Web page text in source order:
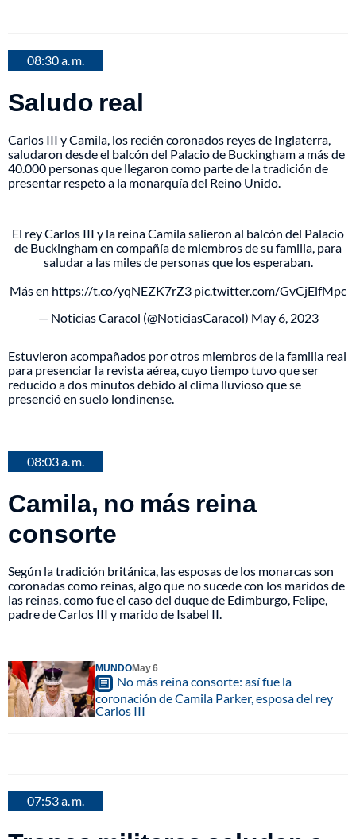
08:30 a. m.
Saludo real
Carlos III y Camila, los recién coronados reyes de Inglaterra,
saludaron desde el balcón del Palacio de Buckingham a más de
40.000 personas que llegaron como parte de la tradición de
presentar respeto a la monarquía del Reino Unido.
El rey Carlos III y la reina Camila salieron al balcón del Palacio
de Buckingham en compañía de miembros de su familia, para
saludar a las miles de personas que los esperaban.
Más en https://t.co/yqNEZK7rZ3 pic.twitter.com/GvCjElfMpc
— Noticias Caracol (@NoticiasCaracol) May 6, 2023
Estuvieron acompañados por otros miembros de la familia real
para presenciar la revista aérea, cuyo tiempo tuvo que ser
reducido a dos minutos debido al clima lluvioso que se
presenció en suelo londinense.
08:03 a. m.
Camila, no más reina
consorte
Según la tradición británica, las esposas de los monarcas son
coronadas como reinas, algo que no sucede con los maridos de
las reinas, como fue el caso del duque de Edimburgo, Felipe,
padre de Carlos III y marido de Isabel II.
MUNDOMay 6
No más reina consorte: así fue la
coronación de Camila Parker, esposa del rey
Carlos III
07:53 a. m.